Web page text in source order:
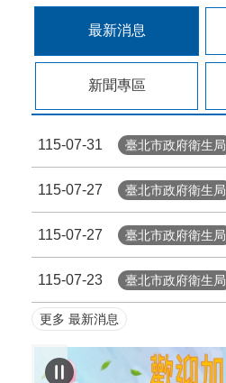
最新消息
新聞專區
115-07-31 臺北市政府衛生局
115-07-27 臺北市政府衛生局
115-07-27 臺北市政府衛生局
115-07-23 臺北市政府衛生局
更多 最新消息